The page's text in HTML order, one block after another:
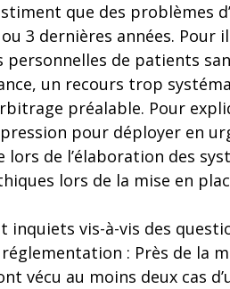
que des problèmes
3 dernières années. Pour
de patients
un recours trop
préalable. Pour
pour déployer en
de l’élaboration des
lors de la mise en
inquiets vis-à-vis des
: Près de la
vécu au moins deux cas